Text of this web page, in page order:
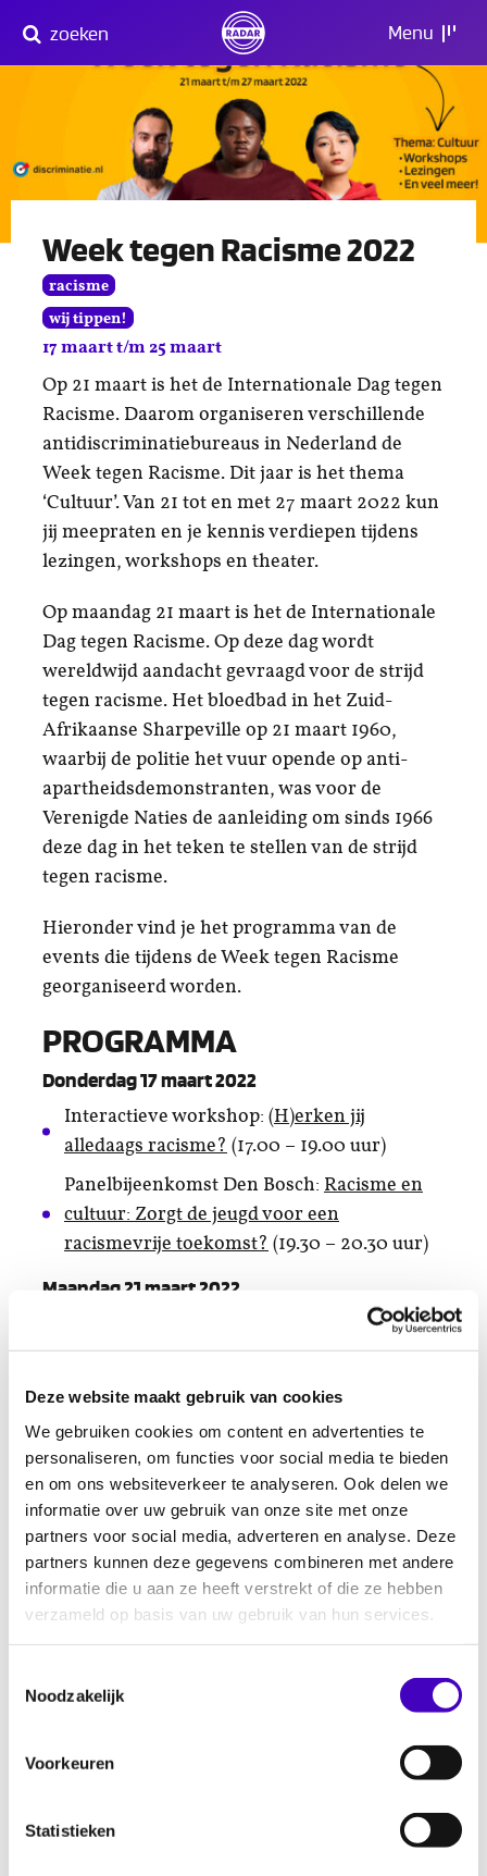
Deze website maakt gebruik van cookies
We gebruiken cookies om content en advertenties te
personaliseren, om functies voor social media te bieden
en om ons websiteverkeer te analyseren. Ook delen we
informatie over uw gebruik van onze site met onze
partners voor social media, adverteren en analyse. Deze
partners kunnen deze gegevens combineren met andere
informatie die u aan ze heeft verstrekt of die ze hebben
verzameld op basis van uw gebruik van hun services.
Noodzakelijk
Voorkeuren
Statistieken
naar
content
zoeken Menu
Week tegen Racisme 2022
racisme
wij tippen!
17 maart t/m 25 maart
Op 21 maart is het de Internationale Dag tegen
Racisme. Daarom organiseren verschillende
antidiscriminatiebureaus in Nederland de
Week tegen Racisme. Dit jaar is het thema
‘Cultuur’. Van 21 tot en met 27 maart 2022 kun
jij meepraten en je kennis verdiepen tijdens
lezingen, workshops en theater.
Op maandag 21 maart is het de Internationale
Dag tegen Racisme. Op deze dag wordt
wereldwijd aandacht gevraagd voor de strijd
tegen racisme. Het bloedbad in het Zuid-
Afrikaanse Sharpeville op 21 maart 1960,
waarbij de politie het vuur opende op anti-
apartheidsdemonstranten, was voor de
Verenigde Naties de aanleiding om sinds 1966
deze dag in het teken te stellen van de strijd
tegen racisme.
Hieronder vind je het programma van de
events die tijdens de Week tegen Racisme
georganiseerd worden.
PROGRAMMA
Donderdag 17 maart 2022
Interactieve workshop: (H)erken jij
alledaags racisme? (17.00 – 19.00 uur)
Panelbijeenkomst Den Bosch: Racisme en
cultuur: Zorgt de jeugd voor een
racismevrije toekomst? (19.30 – 20.30 uur)
Maandag 21 maart 2022
Podium voor jonge en diverse generatie
cultuurmakers -gesprek en toneel(13.00-
Landelijke aftrap Week tegen
Racisme (14.00 uur)
Lezing door Judi Mesman:Inclusief
opvoeden, hoe doe je dat?(15.00 – 16.00
Netwerkbijeenkomst voetbalverenigingen
Rotterdam(18.30 – 22.00 uur)
Online talkshow:
Een lokale aanpak van
Lezing Maya Mutlu:
Hoe gaan Nederlandse
verleden?